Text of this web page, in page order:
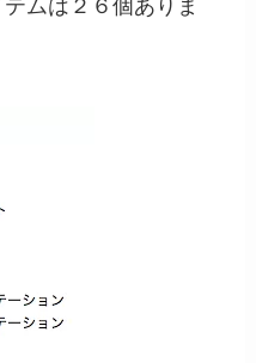
ムは２６個ありま